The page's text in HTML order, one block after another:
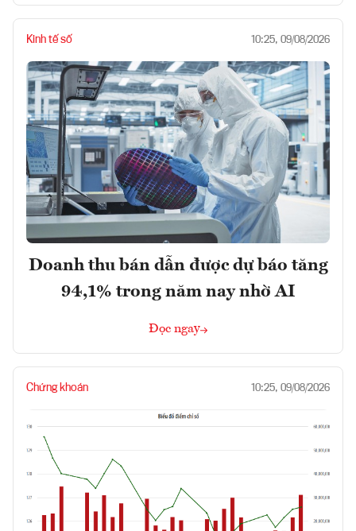
Kinh tế số 10:25, 09/08/2026
Doanh thu bán dẫn được dự báo tăng
94,1% trong năm nay nhờ AI
Đọc ngay
Chứng khoán 10:25, 09/08/2026